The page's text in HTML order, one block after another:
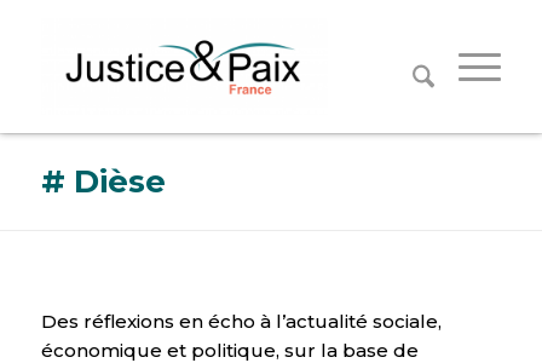
# Dièse
Des réflexions en écho à l’actualité sociale,
économique et politique, sur la base de